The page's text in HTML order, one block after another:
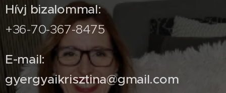
Hívj bizalommal:
+36-70-367-8475
E-mail:
gyergyaikrisztina@gmail.com